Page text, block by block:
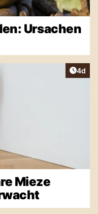
Ursachen
4d
Mieze